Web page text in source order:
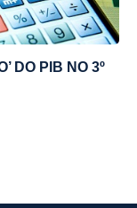
DO PIB NO 3º